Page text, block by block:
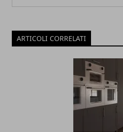
ARTICOLI CORRELATI